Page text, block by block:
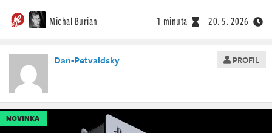
Michal Burian 1 minuta 20. 5. 2026
Dan-Petvaldsky PROFIL
NOVINKA